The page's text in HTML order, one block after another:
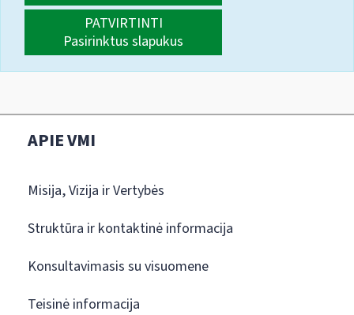
PATVIRTINTI
Pasirinktus slapukus
APIE VMI
Misija, Vizija ir Vertybės
Struktūra ir kontaktinė informacija
Konsultavimasis su visuomene
Teisinė informacija